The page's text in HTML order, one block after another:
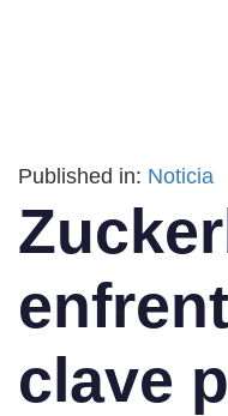
Published in: Noticia
clave